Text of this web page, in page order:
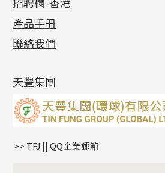
十字錘打鏈系列
側身車花鏈系列
側身鏈系列
雙十字鏈系列
水波鏈系列
蛇骨鏈系列
鏈尾系列
嘴唇鏈系列
平臺迫系列
綫拍系列
美拍系列
耳環扣系列
耳綫/耳鈎系列
耳環爪頭
耳環
生圈扣系列
龍蝦扣系列
鴨俐制系列
字母吊墜
相盒吊墜
項鏈吊墜
生肖吊墜
星座吊墜
袖口鈕系列
焊片及鐳射綫
空心車花管
無孔光身珠
空心光身珠
無孔批花珠
動感車花片
鑲口戒指
鑲口手鏈系列
空心耳環
空心车花管首饰链
空心手鐲系列
記憶戒指
拉簧珠珠手鏈
記憶鈦手鐲
各項證書(2)
相片集(9)
展覽會資訊
最新產品資訊
產品手冊
聯絡我們
天豐集團
>> TFJ || QQ企業郵箱